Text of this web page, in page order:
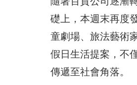
礎上，本週末再度
童劇場、旅法藝術
假日生活提案，不
傳遞至社會角落。